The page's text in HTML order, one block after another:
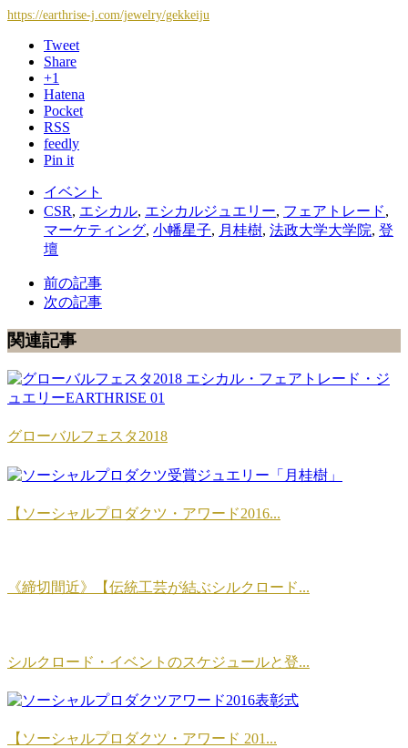
https://earthrise-j.com/jewelry/gekkeiju
Tweet
Share
+1
Hatena
Pocket
RSS
feedly
Pin it
イベント
CSR, エシカル, エシカルジュエリー, フェアトレード,
マーケティング, 小幡星子, 月桂樹, 法政大学大学院, 登
壇
前の記事
次の記事
関連記事
グローバルフェスタ2018
【ソーシャルプロダクツ・アワード2016...
《締切間近》【伝統工芸が結ぶシルクロード...
シルクロード・イベントのスケジュールと登...
【ソーシャルプロダクツ・アワード 201...